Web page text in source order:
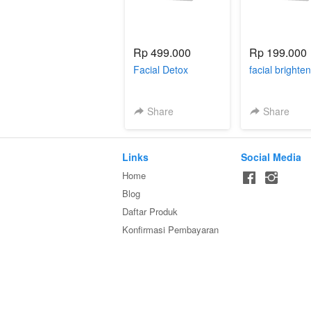
Rp 499.000
Facial Detox
Share
Rp 199.000
facial
Share
Links
Home
Blog
Daftar Produk
Konfirmasi Pembayaran
Social Media